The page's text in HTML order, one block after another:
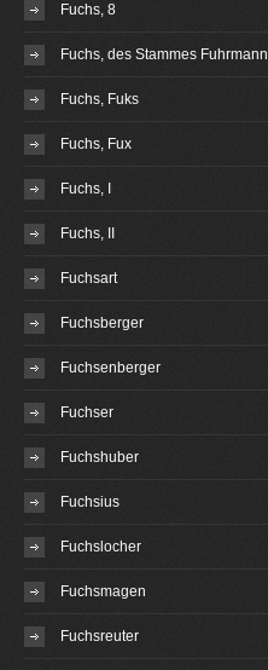
Fuchs, 8
Fuchs, des Stammes Fuhrmann
Fuchs, Fuks
Fuchs, Fux
Fuchs, I
Fuchs, II
Fuchsart
Fuchsberger
Fuchsenberger
Fuchser
Fuchshuber
Fuchsius
Fuchslocher
Fuchsmagen
Fuchsreuter